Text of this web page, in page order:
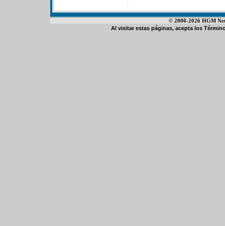
© 2000-2026 HGM
Al visitar estas páginas, acepta los